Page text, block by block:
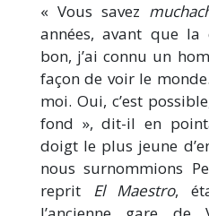
« Vous savez
années, avant que
bon, j’ai connu un
façon de voir le
moi. Oui, c’est
fond », dit-il en
doigt le plus jeune
nous surnommions
reprit El Maestro,